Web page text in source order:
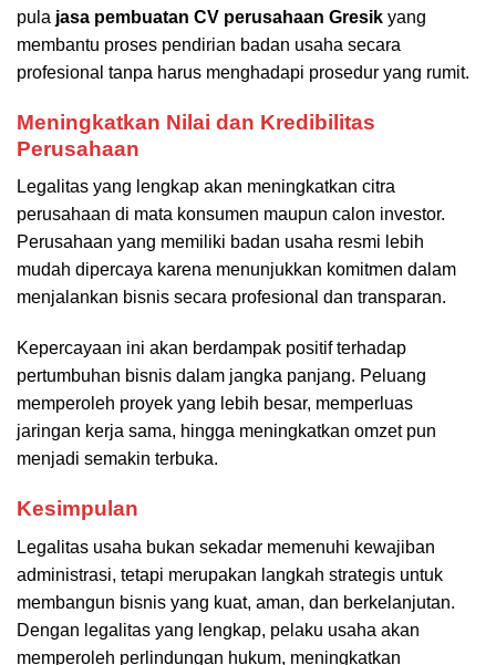
pula jasa pembuatan CV perusahaan Gresik yang
membantu proses pendirian badan usaha secara
profesional tanpa harus menghadapi prosedur yang rumit.
Meningkatkan Nilai dan Kredibilitas
Perusahaan
Legalitas yang lengkap akan meningkatkan citra
perusahaan di mata konsumen maupun calon investor.
Perusahaan yang memiliki badan usaha resmi lebih
mudah dipercaya karena menunjukkan komitmen dalam
menjalankan bisnis secara profesional dan transparan.
Kepercayaan ini akan berdampak positif terhadap
pertumbuhan bisnis dalam jangka panjang. Peluang
memperoleh proyek yang lebih besar, memperluas
jaringan kerja sama, hingga meningkatkan omzet pun
menjadi semakin terbuka.
Kesimpulan
Legalitas usaha bukan sekadar memenuhi kewajiban
administrasi, tetapi merupakan langkah strategis untuk
membangun bisnis yang kuat, aman, dan berkelanjutan.
Dengan legalitas yang lengkap, pelaku usaha akan
memperoleh perlindungan hukum, meningkatkan